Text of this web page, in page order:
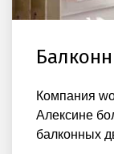
Компания
Алексине
балконных